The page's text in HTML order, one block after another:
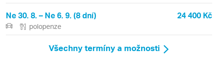
Ne 30. 8. – Ne 6. 9. (8 dní) 24 400 Kč
polopenze
Všechny termíny a možnosti